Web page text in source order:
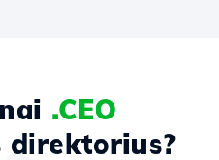
.CEO
direktorius?